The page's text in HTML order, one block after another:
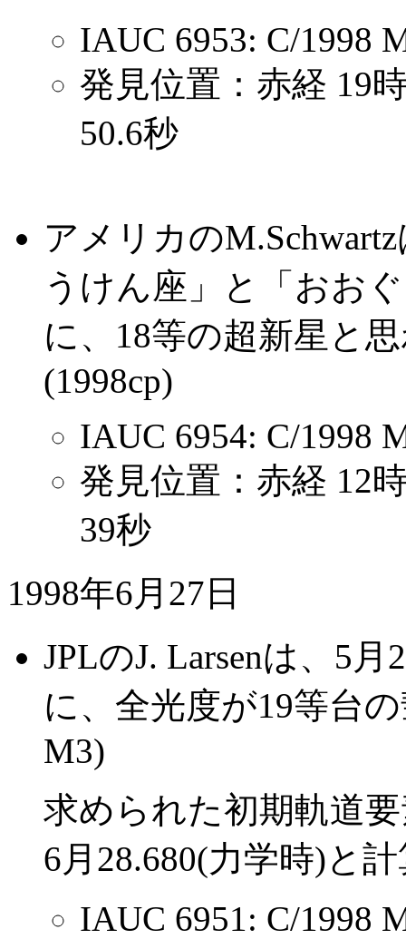
IAUC 6953: C/1998
発見位置：赤経 19
50.6秒
アメリカの
うけん座」と「おお
に、18等の超新星と
(1998cp)
IAUC 6954: C/1998
発見位置：赤経 12
39秒
1998年6月27日
JPLのJ. Larsenは、5
に、全光度が19等台
M3)
求められた初期軌道
6月28.680(力学時)と
IAUC 6951: C/1998